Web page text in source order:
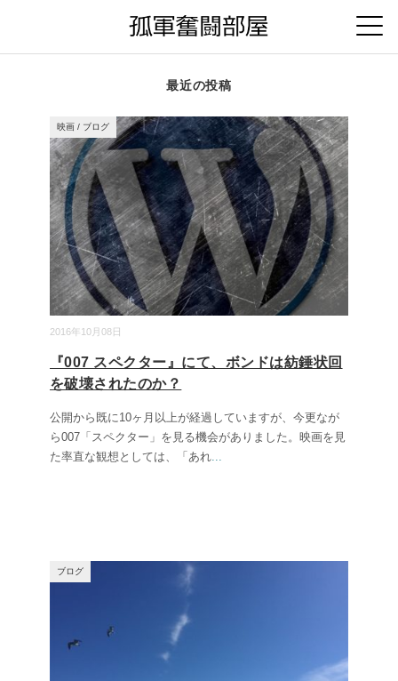
最近の投稿
2016年10月08日
映画 / ブログ
『007 スペクター』にて、ボンドは紡錘状回
を破壊されたのか？
公開から既に10ヶ月以上が経過していますが、今更なが
ら007「スペクター」を見る機会がありました。映画を見
た率直な観想としては、「あれ...
ブログ